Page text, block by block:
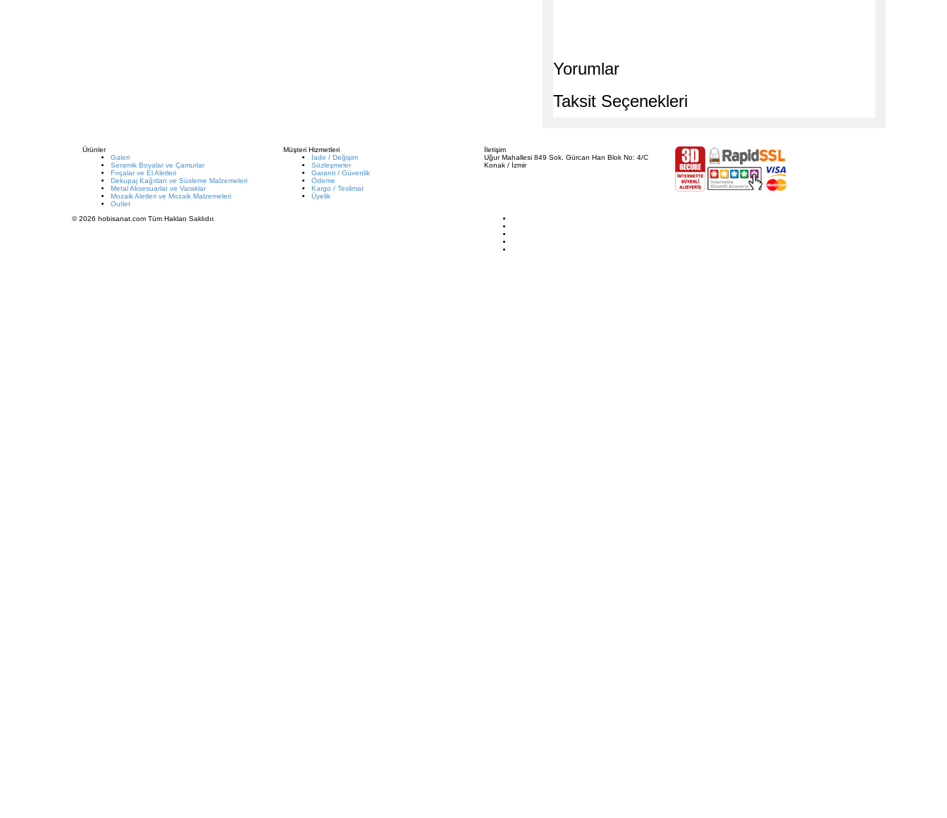
Yorumlar
Taksit Seçenekleri
Ürünler
Galeri
Seramik Boyalar ve Çamurlar
Fırçalar ve El Aletleri
Dekupaj Kağıtları ve Süsleme Malzemeleri
Metal Aksesuarlar ve Varaklar
Mozaik Aletleri ve Mozaik Malzemeleri
Outlet
Müşteri Hizmetleri
İade / Değişim
Sözleşmeler
Garanti / Güvenlik
Ödeme
Kargo / Teslimat
Üyelik
İletişim
Uğur Mahallesi 849 Sok. Gürcan Han Blok No: 4/C
Konak / İzmir
© 2026 hobisanat.com Tüm Hakları Saklıdır.